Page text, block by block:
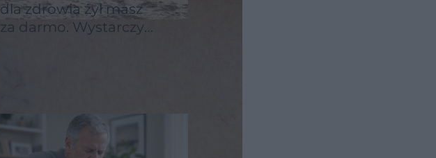
dla zdrowia żył masz
za darmo. Wystarczy